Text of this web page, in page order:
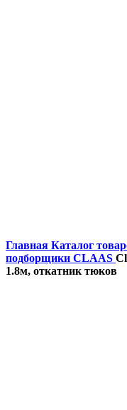
Главная Каталог
подборщики CLAAS
1.8м, откатник тюков